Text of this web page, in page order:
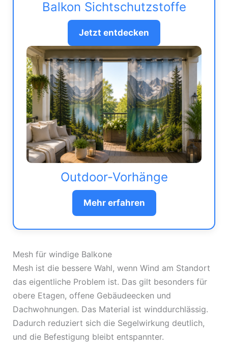
Balkon Sichtschutzstoffe
Jetzt entdecken
Outdoor-Vorhänge
Mehr erfahren
Mesh für windige Balkone
Mesh ist die bessere Wahl, wenn Wind am Standort
das eigentliche Problem ist. Das gilt besonders für
obere Etagen, offene Gebäudeecken und
Dachwohnungen. Das Material ist winddurchlässig.
Dadurch reduziert sich die Segelwirkung deutlich,
und die Befestigung bleibt entspannter.